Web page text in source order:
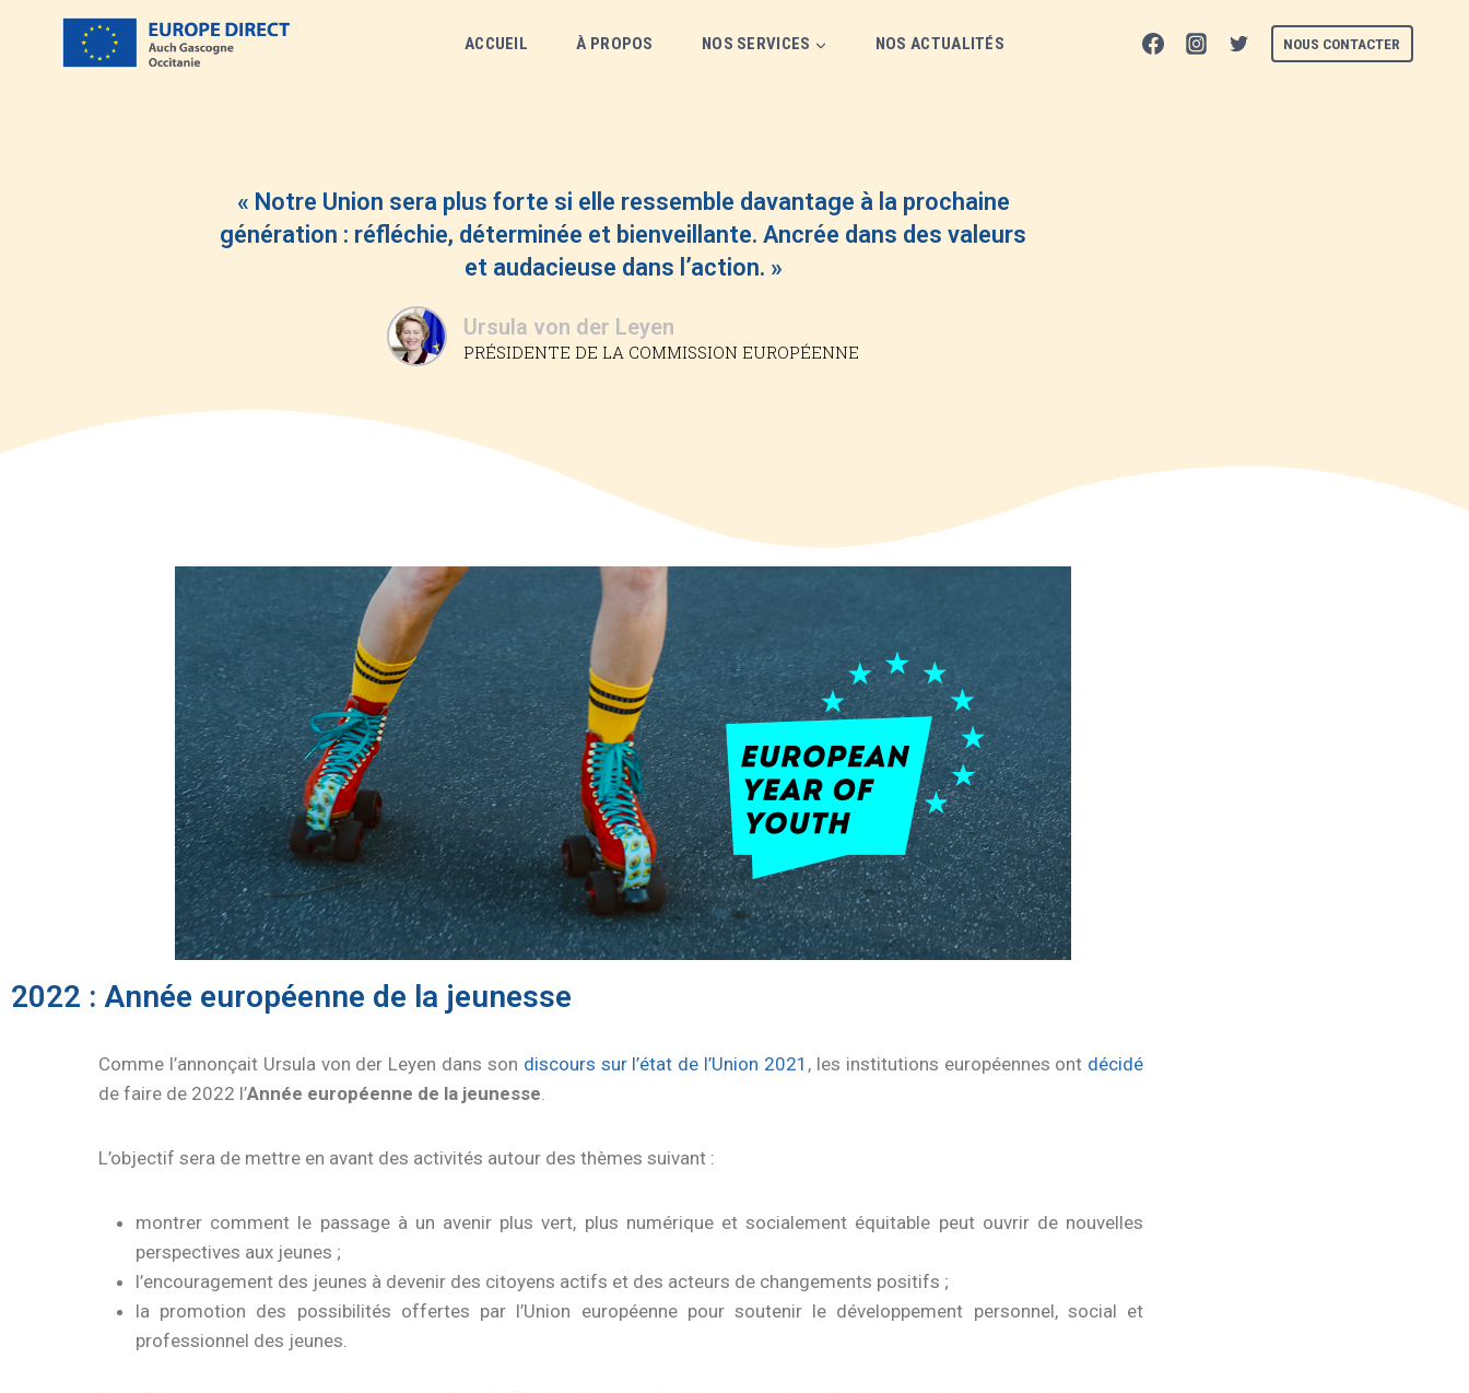
ACCUEIL À PROPOS NOS SERVICES NOS ACTUALITÉS NOUS CONTACTER
« Notre Union sera plus forte si elle ressemble davantage à la prochaine
génération : réfléchie, déterminée et bienveillante. Ancrée dans des valeurs
et audacieuse dans l’action. »
Ursula von der Leyen
PRÉSIDENTE DE LA COMMISSION EUROPÉENNE
2022 : Année européenne de la jeunesse
Comme l’annonçait Ursula von der Leyen dans son discours sur l’état de l’Union 2021 , les institutions européennes ont décidé
de faire de 2022 l’Année européenne de la jeunesse.
L’objectif sera de mettre en avant des activités autour des thèmes suivant :
montrer comment le passage à un avenir plus vert, plus numérique et socialement équitable peut ouvrir de nouvelles
perspectives aux jeunes ;
l’encouragement des jeunes à devenir des citoyens actifs et des acteurs de changements positifs ;
la promotion des possibilités offertes par l’Union européenne pour soutenir le développement personnel, social et
professionnel des jeunes.